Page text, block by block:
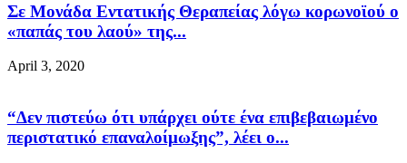
Σε Μονάδα Εντατικής Θεραπείας λόγω κορωνοϊού ο
«παπάς του λαού» της...
April 3, 2020
“Δεν πιστεύω ότι υπάρχει ούτε ένα επιβεβαιωμένο
περιστατικό επαναλοίμωξης”, λέει ο...